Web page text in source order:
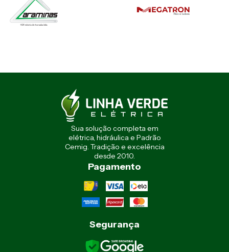
Sua solução completa em
elétrica, hidráulica e Padrão
Cemig. Tradição e excelência
desde 2010.
Pagamento
Segurança